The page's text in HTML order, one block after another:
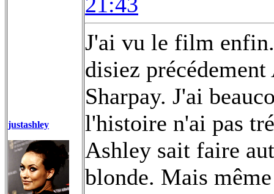
justashley
J'ai vu le film
disiez
Sharpay. J'ai
l'histoire n'ai pas
Ashley sait faire
blonde. Mais